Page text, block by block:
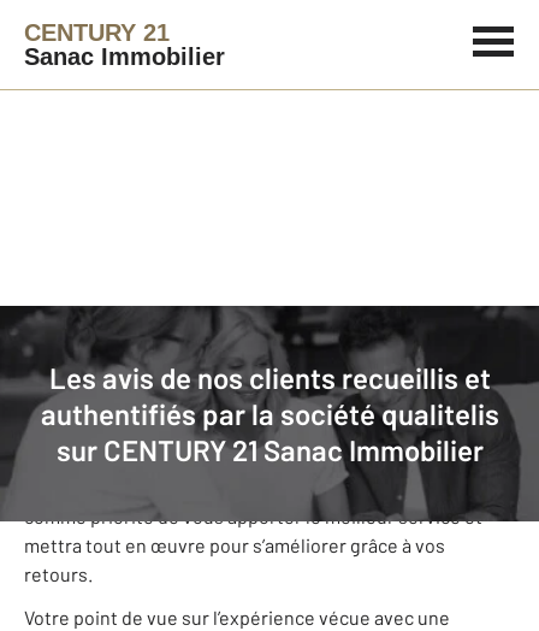
CENTURY 21
Sanac Immobilier
Les avis de nos clients recueillis et
authentifiés par la société qualitelis
sur CENTURY 21 Sanac Immobilier
Agence immobilière Avis de nos clients
CENTURY 21 Sanac Immobilier: nos
clients donnent leurs avis
Notre agence CENTURY 21 Sanac Immobilier s’est fixée
comme priorité de vous apporter le meilleur service et
mettra tout en œuvre pour s’améliorer grâce à vos
retours.
Votre point de vue sur l’expérience vécue avec une